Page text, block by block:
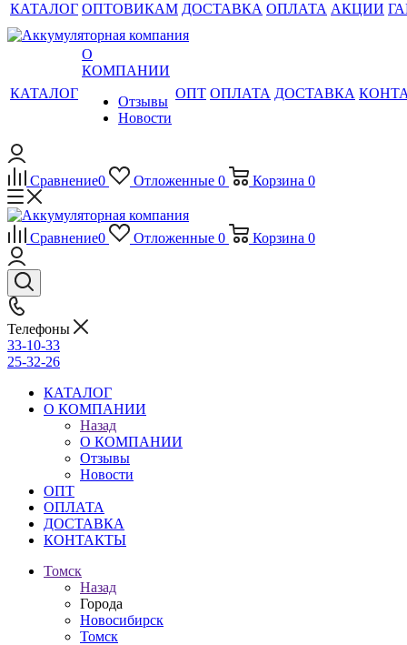
КАТАЛОГ ОПТОВИКАМ ДОСТАВКА ОПЛАТА АКЦИИ
КАТАЛОГ
О
КОМПАНИИ
Отзывы
Новости
ОПТ ОПЛАТА ДОСТАВКА
Сравнение0 Отложенные 0 Корзина 0
Сравнение0 Отложенные 0 Корзина 0
Телефоны
33-10-33
25-32-26
КАТАЛОГ
О КОМПАНИИ
Назад
О КОМПАНИИ
Отзывы
Новости
ОПТ
ОПЛАТА
ДОСТАВКА
КОНТАКТЫ
Томск
Назад
Города
Новосибирск
Томск